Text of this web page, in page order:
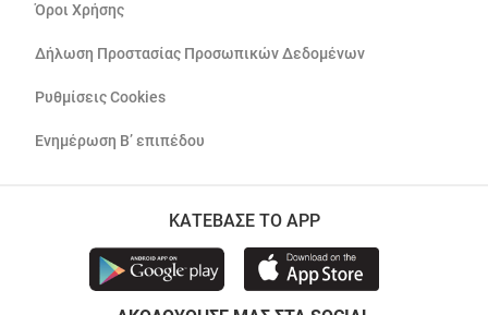
Όροι Χρήσης
Δήλωση Προστασίας Προσωπικών Δεδομένων
Ρυθμίσεις Cookies
Ενημέρωση Β’ επιπέδου
ΚΑΤΕΒΑΣΕ ΤΟ APP